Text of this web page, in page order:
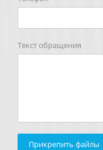
Текст обращения
Прикрепить файлы